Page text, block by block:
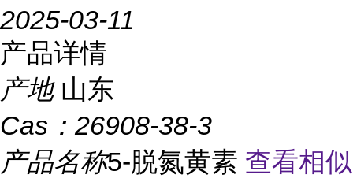
2025-03-11
产品详情
产地 山东
Cas： 26908-38-3
产品名称5-脱氮黄素 查看相似